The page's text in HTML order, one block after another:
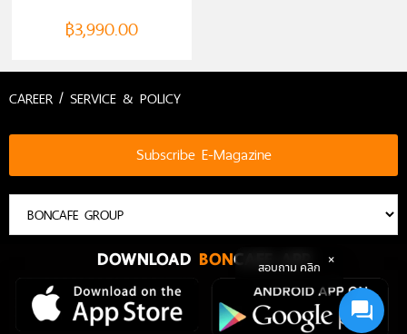
Capsule Machine
฿3,990.00
CAREER / SERVICE & POLICY
Subscribe E-Magazine
DOWNLOAD BONCAFE APP
สอบถาม คลิก